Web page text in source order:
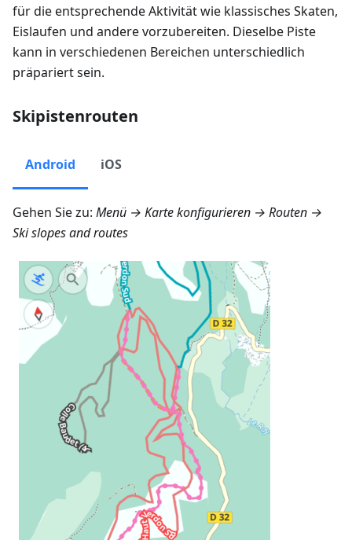
für die entsprechende Aktivität wie klassisches Skaten,
Eislaufen und andere vorzubereiten. Dieselbe Piste
kann in verschiedenen Bereichen unterschiedlich
präpariert sein.
Skipistenrouten
Android iOS
Gehen Sie zu: Menü → Karte konfigurieren → Routen →
Ski slopes and routes